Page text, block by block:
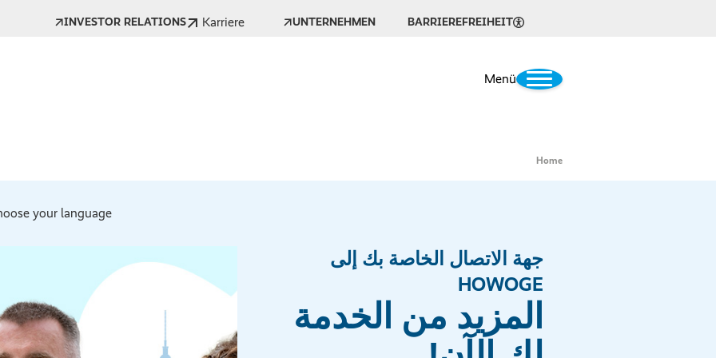
BARRIEREFREIHEIT
UNTERNEHMEN
Karriere
INVESTOR RELATIONS
Menü
Home
your language *
جهة الاتصال الخاصة بك إلى
HOWOGE
المزيد من الخدمة